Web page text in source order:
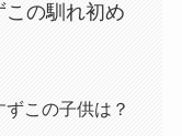
の馴れ初め
この子供は？